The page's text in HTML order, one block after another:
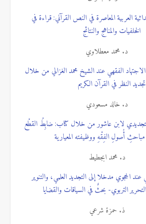
العربية المعاصرة في النص القرآني: قراءة في
الخلفيات والمناهج والنتائج
د. محمد معطلاوي
الفقهي عند الشيخ محمد الغزالي من خلال
تجديد النظر في القرآن الكريم
د. خالد مسعودي
لابن عاشور من خلال كتاب: ضابِطُ القطْع
أُصولِ الفِقْهِ ووظيفته المعيارية
د. محمد ابجطيط
عند الحجوي مدخلا إلى التجديد العلمي، والتنوير
التربوي- بحثٌ في السياقات والقضايا
ذ. حمزة شرعي